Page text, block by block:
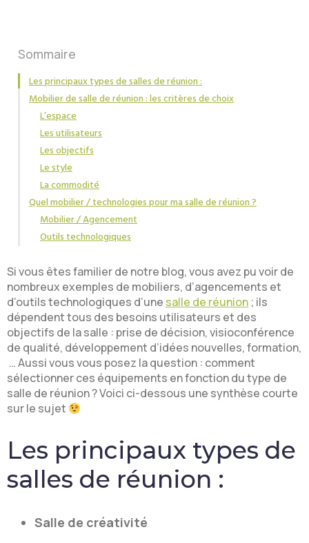
Sommaire
Les principaux types de salles de réunion :
Mobilier de salle de réunion : les critères de choix
L’espace
Les utilisateurs
Les objectifs
Le style
La commodité
Quel mobilier / technologies pour ma salle de réunion ?
Mobilier / Agencement
Outils technologiques
Si vous êtes familier de notre blog, vous avez pu voir de
nombreux exemples de mobiliers, d’agencements et
d’outils technologiques d’une salle de réunion ; ils
dépendent tous des besoins utilisateurs et des
objectifs de la salle : prise de décision, visioconférence
de qualité, développement d’idées nouvelles, formation,
… Aussi vous vous posez la question : comment
sélectionner ces équipements en fonction du type de
salle de réunion ? Voici ci-dessous une synthèse courte
sur le sujet
Les principaux types de
salles de réunion :
Salle de créativité